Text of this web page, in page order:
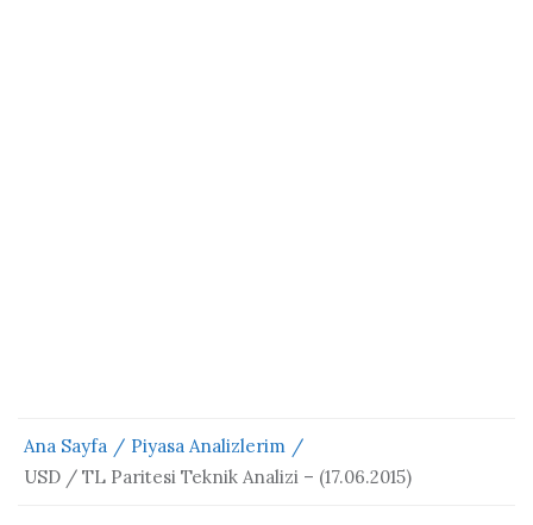
Ana Sayfa
Piyasa Analizlerim
USD / TL Paritesi Teknik Analizi – (17.06.2015)